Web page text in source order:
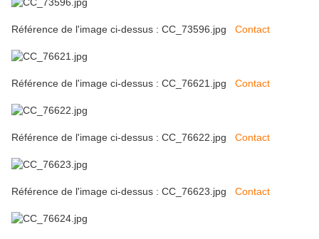
Référence de l'image ci-dessus : CC_73596.jpg Contact
Référence de l'image ci-dessus : CC_76621.jpg Contact
Référence de l'image ci-dessus : CC_76622.jpg Contact
Référence de l'image ci-dessus : CC_76623.jpg Contact